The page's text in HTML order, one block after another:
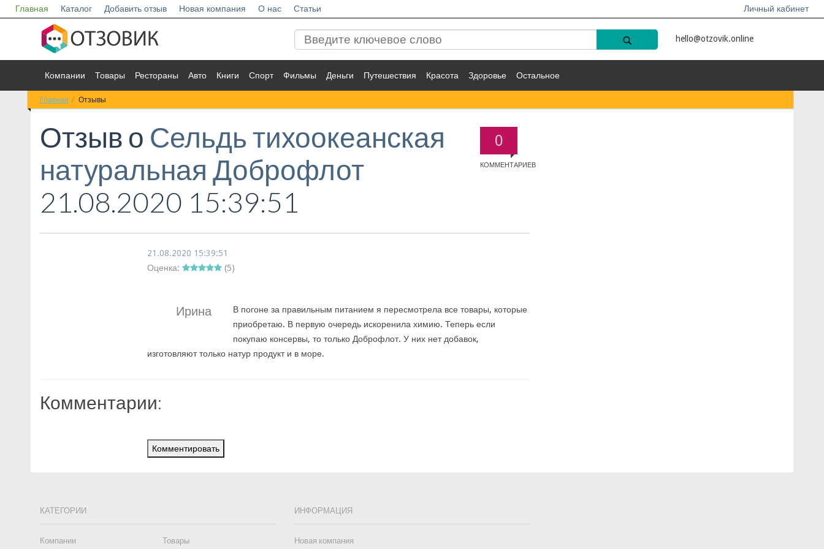
Главная Каталог Добавить отзыв Новая компания О нас Статьи Личный кабинет
hello@otzovik.online
Компании Товары Рестораны Авто Книги Спорт Фильмы Деньги Путешествия Красота Здоровье Остальное
Главная Отзывы
0
КОММЕНТАРИЕВ
Отзыв о Сельдь тихоокеанская
натуральная Доброфлот
21.08.2020 15:39:51
21.08.2020 15:39:51
Оценка:
(5)
Ирина
В погоне за правильным питанием я пересмотрела все товары, которые
приобретаю. В первую очередь искоренила химию. Теперь если
покупаю консервы, то только Доброфлот. У них нет добавок,
изготовляют только натур продукт и в море.
Комментарии:
Комментировать
КАТЕГОРИИ
Компании Товары
ИНФОРМАЦИЯ
Новая компания